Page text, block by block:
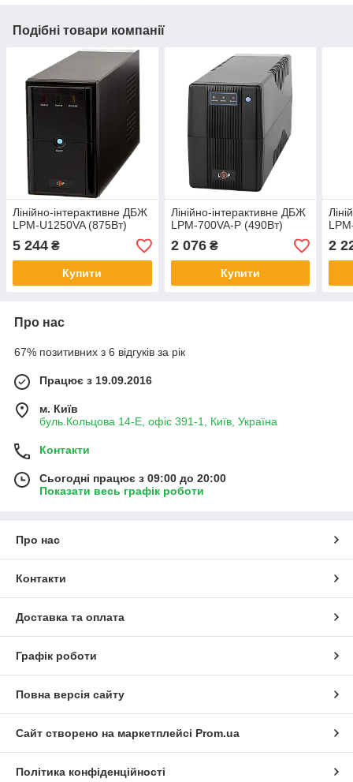
Подібні товари компанії
Лінійно-інтерактивне ДБЖ
LPM-U1250VA (875Вт)
5 244 ₴
Купити
Лінійно-інтерактивне ДБЖ
LPM-700VA-P (490Вт)
2 076₴
Купити
2
Про нас
67% позитивних з 6 відгуків за рік
Працює з 19.09.2016
м. Київ
буль.Кольцова 14-Е, офіс 391-1, Київ, Україна
Контакти
Сьогодні працює з 09:00 до 20:00
Показати весь графік роботи
Про нас
Контакти
Доставка та оплата
Графік роботи
Повна версія сайту
Сайт створено на маркетплейсі Prom.ua
Політика конфіденційності